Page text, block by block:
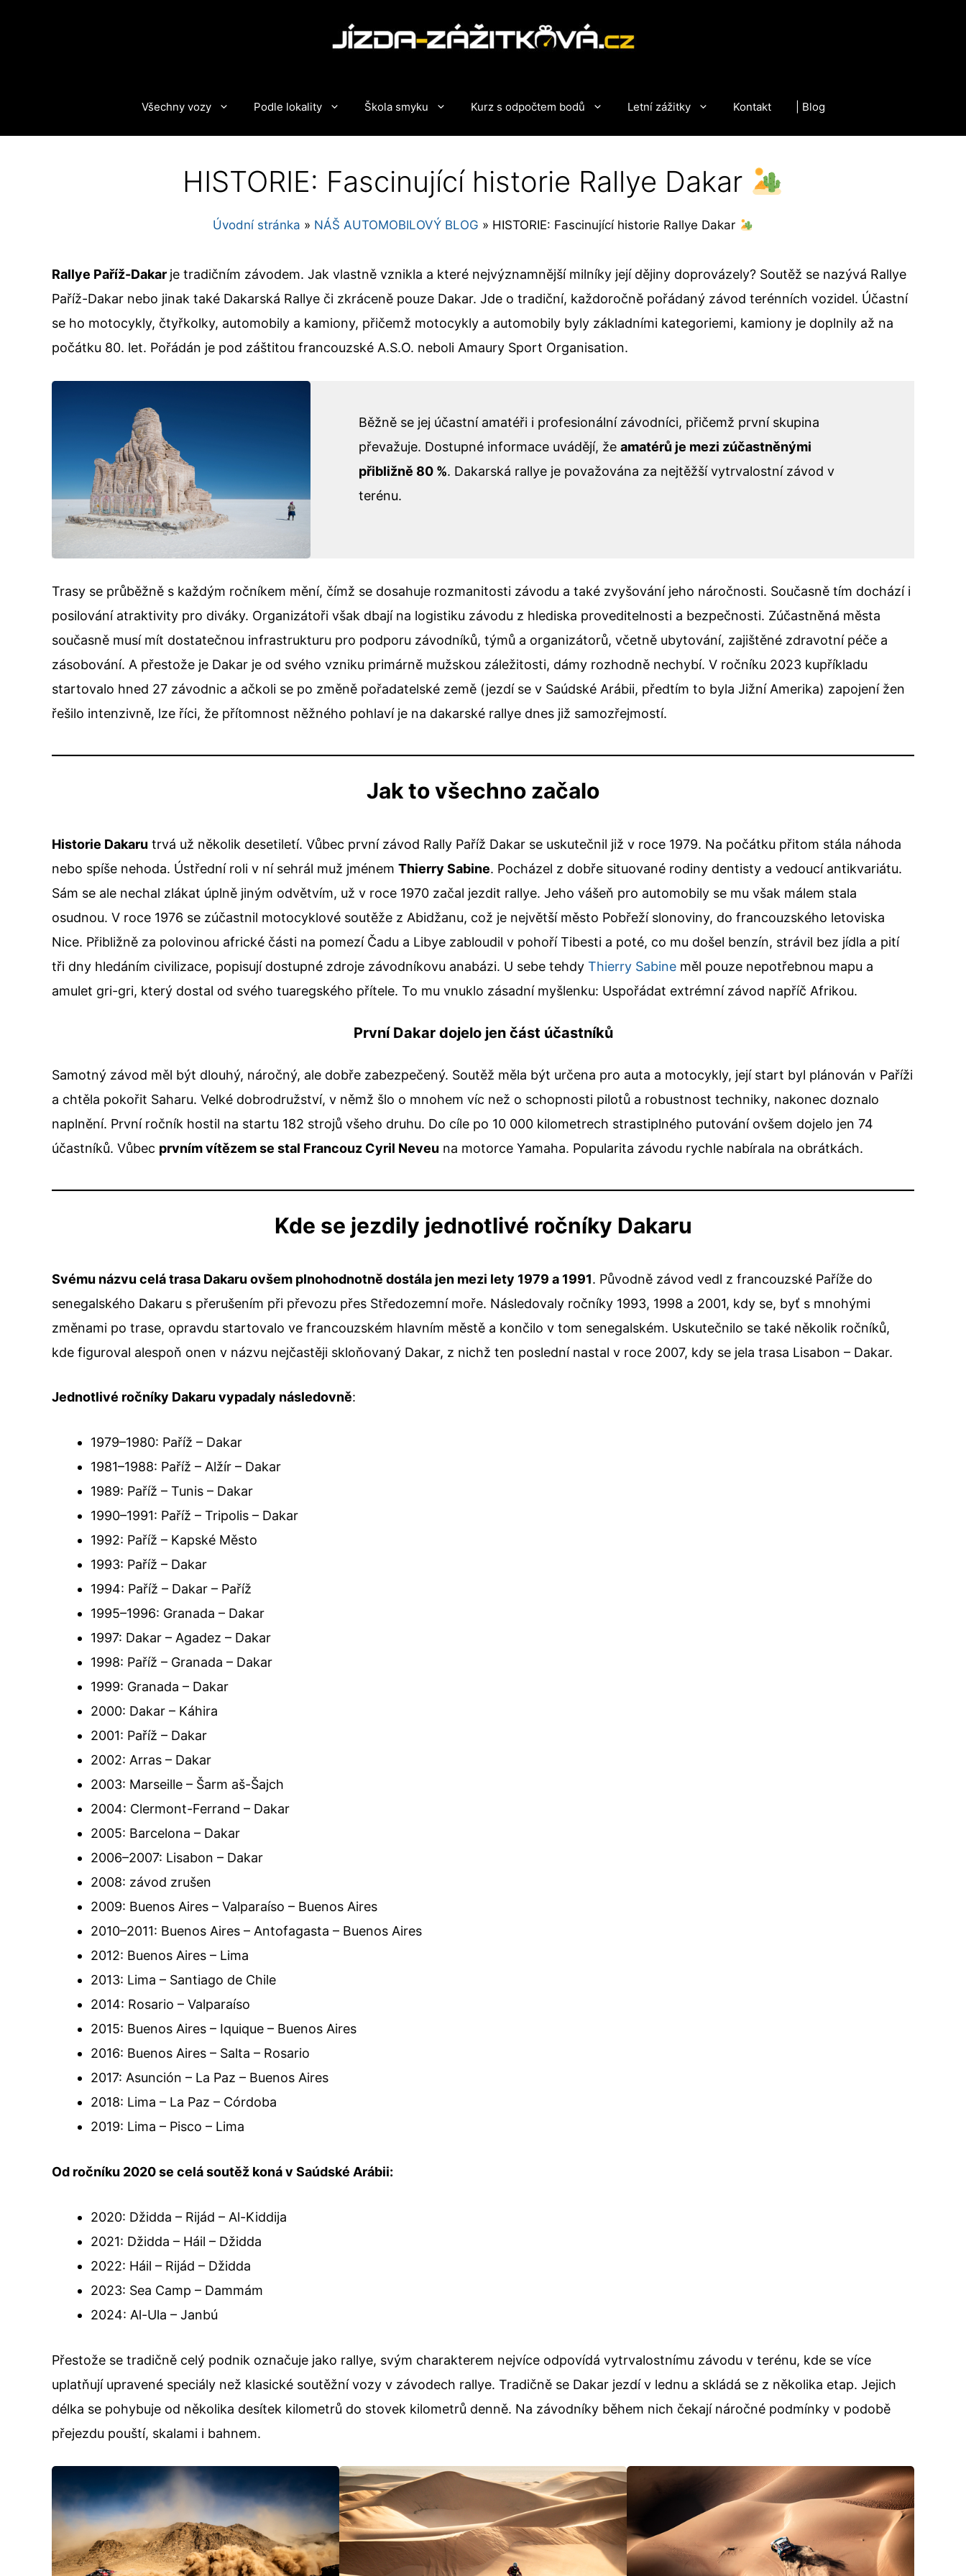
Všechny vozy Podle lokality Škola smyku Kurz s odpočtem bodů Letní zážitky Kontakt | Blog
HISTORIE: Fascinující historie Rallye Dakar
Úvodní stránka » NÁŠ AUTOMOBILOVÝ BLOG » HISTORIE: Fascinující historie Rallye Dakar
Rallye Paříž-Dakar je tradičním závodem. Jak vlastně vznikla a které nejvýznamnější milníky její dějiny doprovázely? Soutěž se nazývá Rallye
Paříž-Dakar nebo jinak také Dakarská Rallye či zkráceně pouze Dakar. Jde o tradiční, každoročně pořádaný závod terénních vozidel. Účastní
se ho motocykly, čtyřkolky, automobily a kamiony, přičemž motocykly a automobily byly základními kategoriemi, kamiony je doplnily až na
počátku 80. let. Pořádán je pod záštitou francouzské A.S.O. neboli Amaury Sport Organisation.
Běžně se jej účastní amatéři i profesionální závodníci, přičemž první skupina
převažuje. Dostupné informace uvádějí, žeamatérů je mezi zúčastněnými
přibližně 80 %. Dakarská rallye je považována za nejtěžší vytrvalostní závod v
terénu.
Trasy se průběžně s každým ročníkem mění, čímž se dosahuje rozmanitosti závodu a také zvyšování jeho náročnosti. Současně tím dochází i
posilování atraktivity pro diváky. Organizátoři však dbají na logistiku závodu z hlediska proveditelnosti a bezpečnosti. Zúčastněná města
současně musí mít dostatečnou infrastrukturu pro podporu závodníků, týmů a organizátorů, včetně ubytování, zajištěné zdravotní péče a
zásobování. A přestože je Dakar je od svého vzniku primárně mužskou záležitosti, dámy rozhodně nechybí. V ročníku 2023 kupříkladu
startovalo hned 27 závodnic a ačkoli se po změně pořadatelské země (jezdí se v Saúdské Arábii, předtím to byla Jižní Amerika) zapojení žen
řešilo intenzivně, lze říci, že přítomnost něžného pohlaví je na dakarské rallye dnes již samozřejmostí.
Jak to všechno začalo
Historie Dakaru trvá už několik desetiletí. Vůbec první závod Rally Paříž Dakar se uskutečnil již v roce 1979. Na počátku přitom stála náhoda
nebo spíše nehoda. Ústřední roli v ní sehrál muž jménem Thierry Sabine. Pocházel z dobře situované rodiny dentisty a vedoucí antikvariátu.
Sám se ale nechal zlákat úplně jiným odvětvím, už v roce 1970 začal jezdit rallye. Jeho vášeň pro automobily se mu však málem stala
osudnou. V roce 1976 se zúčastnil motocyklové soutěže z Abidžanu, což je největší město Pobřeží slonoviny, do francouzského letoviska
Nice. Přibližně za polovinou africké části na pomezí Čadu a Libye zabloudil v pohoří Tibesti a poté, co mu došel benzín, strávil bez jídla a pití
tři dny hledáním civilizace, popisují dostupné zdroje závodníkovu anabázi. U sebe tehdy Thierry Sabine měl pouze nepotřebnou mapu a
amulet gri-gri, který dostal od svého tuaregského přítele. To mu vnuklo zásadní myšlenku: Uspořádat extrémní závod napříč Afrikou.
První Dakar dojelo jen část účastníků
Samotný závod měl být dlouhý, náročný, ale dobře zabezpečený. Soutěž měla být určena pro auta a motocykly, její start byl plánován v Paříži
a chtěla pokořit Saharu. Velké dobrodružství, v němž šlo o mnohem víc než o schopnosti pilotů a robustnost techniky, nakonec doznalo
naplnění. První ročník hostil na startu 182 strojů všeho druhu. Do cíle po 10 000 kilometrech strastiplného putování ovšem dojelo jen 74
účastníků. Vůbec prvním vítězem se stal Francouz Cyril Neveu na motorce Yamaha. Popularita závodu rychle nabírala na obrátkách.
Kde se jezdily jednotlivé ročníky Dakaru
Svému názvu celá trasa Dakaru ovšem plnohodnotně dostála jen mezi lety 1979 a 1991. Původně závod vedl z francouzské Paříže do
senegalského Dakaru s přerušením při převozu přes Středozemní moře. Následovaly ročníky 1993, 1998 a 2001, kdy se, byť s mnohými
změnami po trase, opravdu startovalo ve francouzském hlavním městě a končilo v tom senegalském. Uskutečnilo se také několik ročníků,
kde figuroval alespoň onen v názvu nejčastěji skloňovaný Dakar, z nichž ten poslední nastal v roce 2007, kdy se jela trasa Lisabon – Dakar.
Jednotlivé ročníky Dakaru vypadaly následovně:
1979–1980: Paříž – Dakar
1981–1988: Paříž – Alžír – Dakar
1989: Paříž – Tunis – Dakar
1990–1991: Paříž – Tripolis – Dakar
1992: Paříž – Kapské Město
1993: Paříž – Dakar
1994: Paříž – Dakar – Paříž
1995–1996: Granada – Dakar
1997: Dakar – Agadez – Dakar
1998: Paříž – Granada – Dakar
1999: Granada – Dakar
2000: Dakar – Káhira
2001: Paříž – Dakar
2002: Arras – Dakar
2003: Marseille – Šarm aš-Šajch
2004: Clermont-Ferrand – Dakar
2005: Barcelona – Dakar
2006–2007: Lisabon – Dakar
2008: závod zrušen
2009: Buenos Aires – Valparaíso – Buenos Aires
2010–2011: Buenos Aires – Antofagasta – Buenos Aires
2012: Buenos Aires – Lima
2013: Lima – Santiago de Chile
2014: Rosario – Valparaíso
2015: Buenos Aires – Iquique – Buenos Aires
2016: Buenos Aires – Salta – Rosario
2017: Asunción – La Paz – Buenos Aires
2018: Lima – La Paz – Córdoba
2019: Lima – Pisco – Lima
Od ročníku 2020 se celá soutěž koná v Saúdské Arábii:
2020: Džidda – Rijád – Al-Kiddija
2021: Džidda – Háil – Džidda
2022: Háil – Rijád – Džidda
2023: Sea Camp – Dammám
2024: Al-Ula – Janbú
Přestože se tradičně celý podnik označuje jako rallye, svým charakterem nejvíce odpovídá vytrvalostnímu závodu v terénu, kde se více
uplatňují upravené speciály než klasické soutěžní vozy v závodech rallye. Tradičně se Dakar jezdí v lednu a skládá se z několika etap. Jejich
délka se pohybuje od několika desítek kilometrů do stovek kilometrů denně. Na závodníky během nich čekají náročné podmínky v podobě
přejezdu pouští, skalami i bahnem.